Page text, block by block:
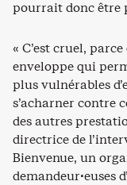
pourrait donc être
« C’est cruel,
enveloppe qui
plus vulnérables
s’acharner contre
des autres
directrice de
Bienvenue, un
demandeur·euses